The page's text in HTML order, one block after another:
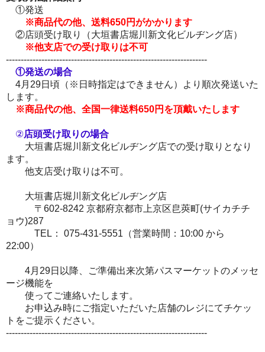
①発送
※商品代の他、送料650円がかかります
②店頭受け取り（大垣書店堀川新文化ビルヂング店）
※他支店での受け取りは不可
--------------------------------------------------------------------
①発送の場合
4月29日頃（※日時指定はできません）より順次発送いた
します。
※商品代の他、全国一律送料650円を頂戴いたします
②店頭受け取りの場合
大垣書店堀川新文化ビルヂング店での受け取りとなり
ます。
他支店受け取りは不可。
大垣書店堀川新文化ビルヂング店
〒602-8242 京都府京都市上京区皀莢町(サイカチチ
ョウ)287
TEL： 075-431-5551（営業時間：10:00 から
22:00）
4月29日以降、ご準備出来次第パスマーケットのメッセ
ージ機能を
使ってご連絡いたします。
お申込み時にご指定いただいた店舗のレジにてチケッ
トをご提示ください。
--------------------------------------------------------------------